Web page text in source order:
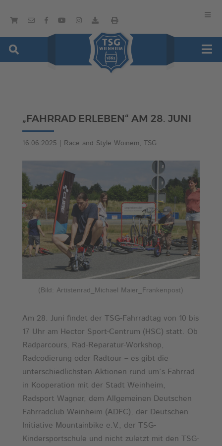
„FAHRRAD ERLEBEN“ AM 28. JUNI
16.06.2025 Race and Style Woinem, TSG
(Bild: Artistenrad_Michael Maier_Frankenpost)
Am 28. Juni findet der TSG-Fahrradtag von 10 bis
17 Uhr am Hector Sport-Centrum (HSC) statt. Ob
Radparcours, Rad-Reparatur-Workshop,
Radcodierung oder Radtour – es gibt die
unterschiedlichsten Aktionen rund um´s Fahrrad
in Kooperation mit der Stadt Weinheim,
Radsport Wagner, dem Allgemeinen Deutschen
Fahrradclub Weinheim (ADFC), der Deutschen
Initiative Mountainbike e.V., der TSG-
Kindersportschule und nicht zuletzt mit den TSG-